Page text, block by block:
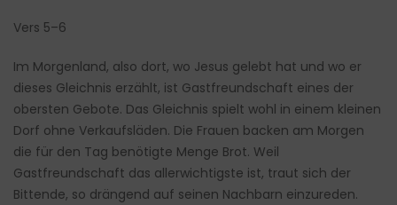
Vers 5–6
Im Morgenland, also dort, wo Jesus gelebt hat und wo er
dieses Gleichnis erzählt, ist Gastfreundschaft eines der
obersten Gebote. Das Gleichnis spielt wohl in einem kleinen
Dorf ohne Verkaufsläden. Die Frauen backen am Morgen
die für den Tag benötigte Menge Brot. Weil
Gastfreundschaft das allerwichtigste ist, traut sich der
Bittende, so drängend auf seinen Nachbarn einzureden.